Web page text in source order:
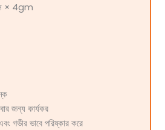
× 4gm
জন্য কার্যকর
গভীর ভাবে পরিষ্কার করে